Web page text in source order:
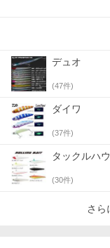
デュオ
(47件)
ダイワ
(37件)
タックルハ
(30件)
さら